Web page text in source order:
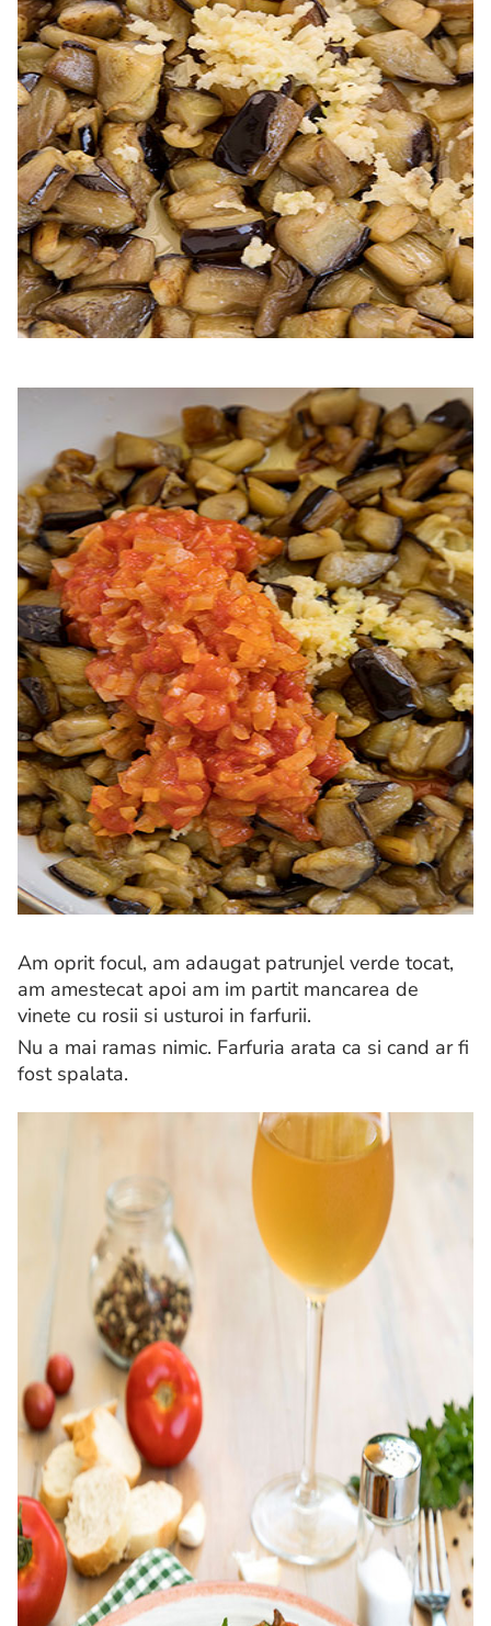
Am oprit focul, am adaugat patrunjel verde tocat,
am amestecat apoi am im partit mancarea de
vinete cu rosii si usturoi in farfurii.
Nu a mai ramas nimic. Farfuria arata ca si cand ar fi
fost spalata.